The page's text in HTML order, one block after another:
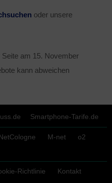
oder unsere
Seite am 15. November
kann abweichen
Smartphone-Tarife.de
M-net
o2
Richtlinie
Kontakt